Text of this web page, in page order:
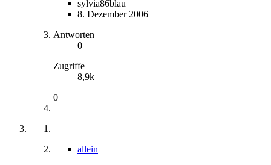
sylvia86blau
8. Dezember 2006
Antworten
0
Zugriffe
8,9k
0
allein